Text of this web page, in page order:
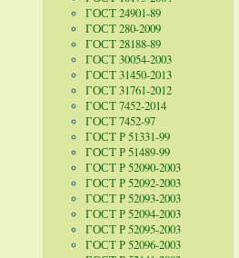
ГОСТ 24901-89
ГОСТ 280-2009
ГОСТ 28188-89
ГОСТ 30054-2003
ГОСТ 31450-2013
ГОСТ 31761-2012
ГОСТ 7452-2014
ГОСТ 7452-97
ГОСТ Р 51331-99
ГОСТ Р 51489-99
ГОСТ Р 52090-2003
ГОСТ Р 52092-2003
ГОСТ Р 52093-2003
ГОСТ Р 52094-2003
ГОСТ Р 52095-2003
ГОСТ Р 52096-2003